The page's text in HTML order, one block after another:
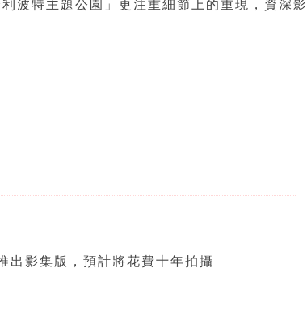
波特主題公園」更注重細節上的重現，資深影
出影集版，預計將花費十年拍攝